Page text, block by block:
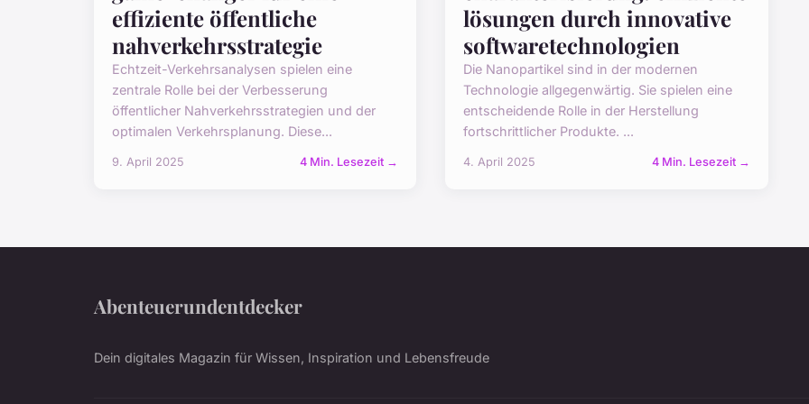
effiziente öffentliche
nahverkehrsstrategie
Echtzeit-Verkehrsanalysen spielen eine
zentrale Rolle bei der Verbesserung
öffentlicher Nahverkehrsstrategien und der
optimalen Verkehrsplanung. Diese...
9. April 2025 4 Min. Lesezeit →
lösungen durch innovative
softwaretechnologien
Die Nanopartikel sind in der modernen
Technologie allgegenwärtig. Sie spielen eine
entscheidende Rolle in der Herstellung
fortschrittlicher Produkte. ...
4. April 2025 4 Min. Lesezeit →
Abenteuerundentdecker
Dein digitales Magazin für Wissen, Inspiration und Lebensfreude